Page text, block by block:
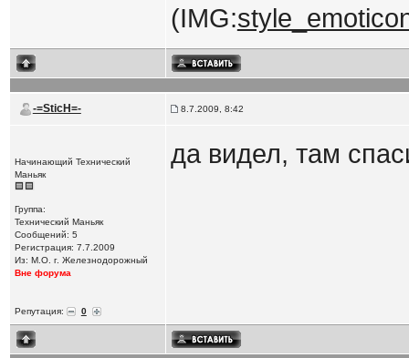
(IMG:
-=SticH=- 8.7.2009, 8:42
Начинающий Технический
Маньяк
Группа:
Технический Маньяк
Сообщений: 5
Регистрация: 7.7.2009
Из: М.О. г. Железнодорожный
Вне форума
Репутация: 0
да видел, там